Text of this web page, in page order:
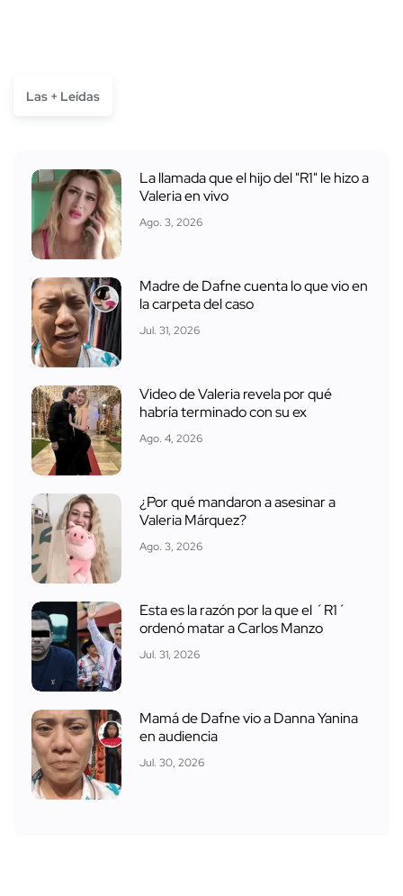
Las + Leídas
La llamada que el hijo del "R1" le hizo a
Valeria en vivo
Ago. 3, 2026
Madre de Dafne cuenta lo que vio en
la carpeta del caso
Jul. 31, 2026
Video de Valeria revela por qué
habría terminado con su ex
Ago. 4, 2026
¿Por qué mandaron a asesinar a
Valeria Márquez?
Ago. 3, 2026
Esta es la razón por la que el ´R1´
ordenó matar a Carlos Manzo
Jul. 31, 2026
Mamá de Dafne vio a Danna Yanina
en audiencia
Jul. 30, 2026